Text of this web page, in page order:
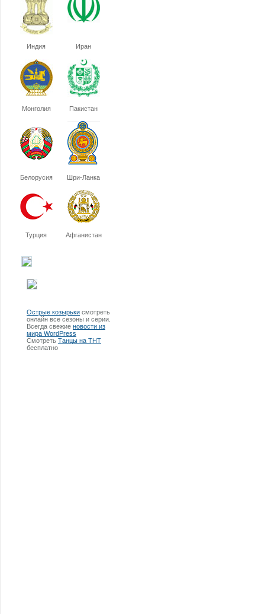
Индия Иран
Монголия Пакистан
Белорусия Шри-Ланка
Турция Афганистан
Острые козырьки смотреть
онлайн все сезоны и серии.
Всегда свежие новости из
мира WordPress
Смотреть Танцы на ТНТ
бесплатно